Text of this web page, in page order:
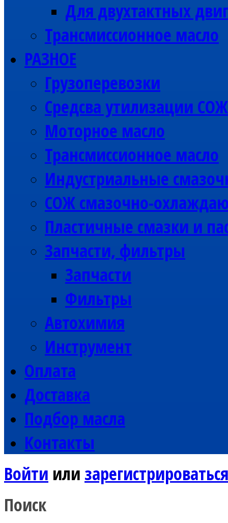
Для двухтактных
Трансмиссионное масло
РАЗНОЕ
Грузоперевозки
Средсва утилизации
Моторное масло
Трансмиссионное масло
Индустриальные
СОЖ смазочно-
Пластичные смазки и
Запчасти, фильтры
Запчасти
Фильтры
Автохимия
Инструмент
Оплата
Доставка
Подбор масла
Контакты
Войти или зарегистрироваться
Поиск